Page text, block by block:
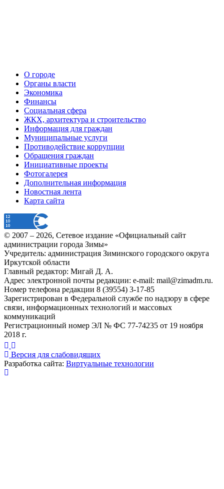
О городе
Органы власти
Экономика
Финансы
Социальная сфера
ЖКХ, архитектура и строительство
Информация для граждан
Муниципальные услуги
Противодействие коррупции
Обращения граждан
Инициативные проекты
Фотогалерея
Дополнительная информация
Новостная лента
Карта сайта
© 2007 – 2026, Сетевое издание «Официальный сайт
администрации города Зимы»
Учредитель: администрация Зиминского городского округа
Иркутской области
Главный редактор: Мигай Д. А.
Адрес электронной почты редакции: e-mail: mail@zimadm.ru.
Номер телефона редакции 8 (39554) 3-17-85
Зарегистрирован в Федеральной службе по надзору в сфере
связи, информационных технологий и массовых
коммуникаций
Регистрационный номер ЭЛ № ФС 77-74235 от 19 ноября
2018 г.
Версия для слабовидящих
Разработка сайта: Виртуальные технологии